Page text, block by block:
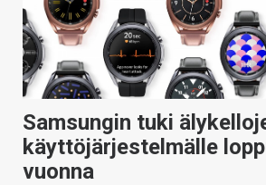
Samsungin tuki
käyttöjärjestelmälle
vuonna